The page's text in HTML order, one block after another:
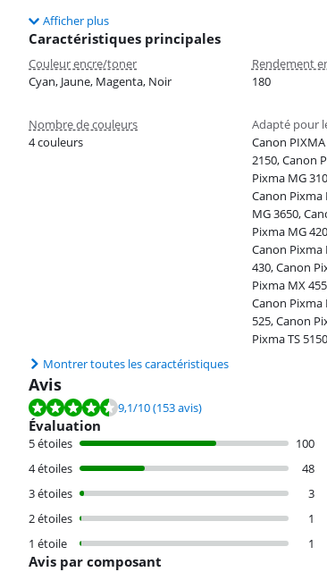
Afficher plus
Caractéristiques principales
Couleur encre/toner
Cyan, Jaune, Magenta, Noir
Rendement
180
Nombre de couleurs
4 couleurs
Adapté pour
Canon
2150, Canon
Pixma MG
Canon Pixma
MG 3650,
Pixma MG
Canon Pixma
430, Canon
Pixma MX
Canon Pixma
525, Canon
Pixma TS 5150
Montrer toutes les caractéristiques
Avis
La note est de 9,1 sur 10, basée sur 153 avis.
9,1/10(153 avis)
Évaluation
5 étoiles
100
4 étoiles
48
3 étoiles
3
2 étoiles
1
1 étoile
1
Avis par composant